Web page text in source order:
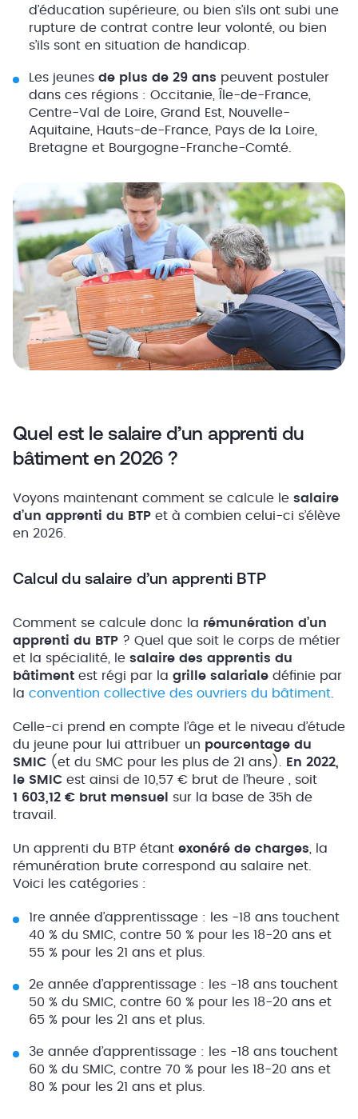
d’éducation supérieure, ou bien s’ils ont subi une
rupture de contrat contre leur volonté, ou bien
s’ils sont en situation de handicap.
Les jeunes de plus de 29 ans peuvent postuler
dans ces régions : Occitanie, Île-de-France,
Centre-Val de Loire, Grand Est, Nouvelle-
Aquitaine, Hauts-de-France, Pays de la Loire,
Bretagne et Bourgogne-Franche-Comté.
Quel est le salaire d’un apprenti du
bâtiment en 2026 ?
Voyons maintenant comment se calcule le salaire
d’un apprenti du BTP et à combien celui-ci s’élève
en 2026.
Calcul du salaire d’un apprenti BTP
Comment se calcule donc la rémunération d’un
apprenti du BTP ? Quel que soit le corps de métier
et la spécialité, le salaire des apprentis du
bâtiment est régi par la grille salariale définie par
la convention collective des ouvriers du bâtiment
Celle-ci prend en compte l’âge et le niveau d’étude
du jeune pour lui attribuer un pourcentage du
SMIC (et du SMC pour les plus de 21 ans). En 2022,
le SMIC est ainsi de 10,57 € brut de l’heure , soit
1 603,12 € brut mensuel sur la base de 35h de
travail.
Un apprenti du BTP étant exonéré de charges , la
rémunération brute correspond au salaire net.
Voici les catégories :
1re année d’apprentissage : les -18 ans touchent
40 % du SMIC, contre 50 % pour les 18-20 ans et
55 % pour les 21 ans et plus.
2e année d’apprentissage : les -18 ans touchent
50 % du SMIC, contre 60 % pour les 18-20 ans et
65 % pour les 21 ans et plus.
3e année d’apprentissage : les -18 ans touchent
60 % du SMIC, contre 70 % pour les 18-20 ans et
80 % pour les 21 ans et plus.